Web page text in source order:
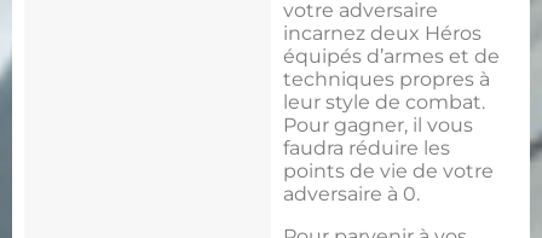
votre adversaire
incarnez deux Héros
équipés d’armes et de
techniques propres à
leur style de combat.
Pour gagner, il vous
faudra réduire les
points de vie de votre
adversaire à 0.